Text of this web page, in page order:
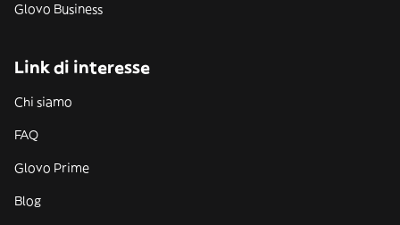
Glovo Business
Link di interesse
Chi siamo
FAQ
Glovo Prime
Blog